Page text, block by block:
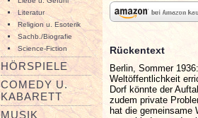
Literatur
Religion u. Esoterik
Sachb./Biografie
Science-Fiction
HÖRSPIELE
COMEDY U.
KABARETT
MUSIK
Rückentext
Berlin, Sommer
Weltöffentlichkeit
Dorf könnte der
zudem private
hat die gemeinsame